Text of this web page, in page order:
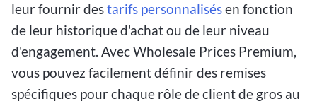
leur fournir destarifs personnalisésen fonction
de leur historique d'achat ou de leur niveau
d'engagement. Avec Wholesale Prices Premium,
vous pouvez facilement définir des remises
spécifiques pour chaque rôle de client de gros au